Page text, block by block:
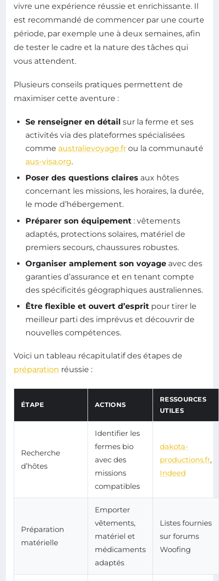
vivre une expérience réussie et enrichissante. Il
est recommandé de commencer par une courte
période, par exemple une à deux semaines, afin
de tester le cadre et la nature des tâches qui
vous attendent.
Plusieurs conseils pratiques permettent de
maximiser cette aventure :
Se renseigner en détail sur la ferme et ses
activités via des plateformes spécialisées
comme australievoyage.fr ou la communauté
aus-visa.org.
Poser des questions claires aux hôtes
concernant les missions, les horaires, la durée,
le mode d’hébergement.
Préparer son équipement : vêtements
adaptés, protections solaires, matériel de
premiers secours, chaussures robustes.
Organiser amplement son voyage avec des
garanties d’assurance et en tenant compte
des spécificités géographiques australiennes.
Être flexible et ouvert d’esprit pour tirer le
meilleur parti des imprévus et découvrir de
nouvelles compétences.
Voici un tableau récapitulatif des étapes de
préparation réussie :
ÉTAPE ACTIONS
RESSOURCES
UTILES
Recherche
d’hôtes
Identifier les
fermes bio
avec des
missions
compatibles
dakota-
productions.fr,
Indeed
Préparation
matérielle
Emporter
vêtements,
matériel et
médicaments
adaptés
Listes fournies
sur forums
Woofing